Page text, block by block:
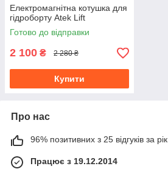
Електромагнітна котушка для
гідроборту Atek Lift
Готово до відправки
2 100 ₴ 2 280 ₴
Купити
Про нас
96% позитивних з 25 відгуків за рік
Працює з 19.12.2014